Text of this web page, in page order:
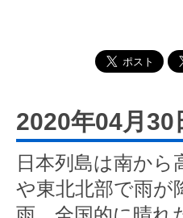
2020年04月30
日本列島は南か
や東北北部で雨が